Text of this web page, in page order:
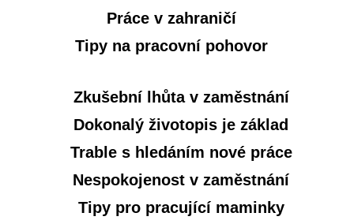
Práce v zahraničí
Tipy na pracovní pohovor
Zkušební lhůta v zaměstnání
Dokonalý životopis je základ
Trable s hledáním nové práce
Nespokojenost v zaměstnání
Tipy pro pracující maminky